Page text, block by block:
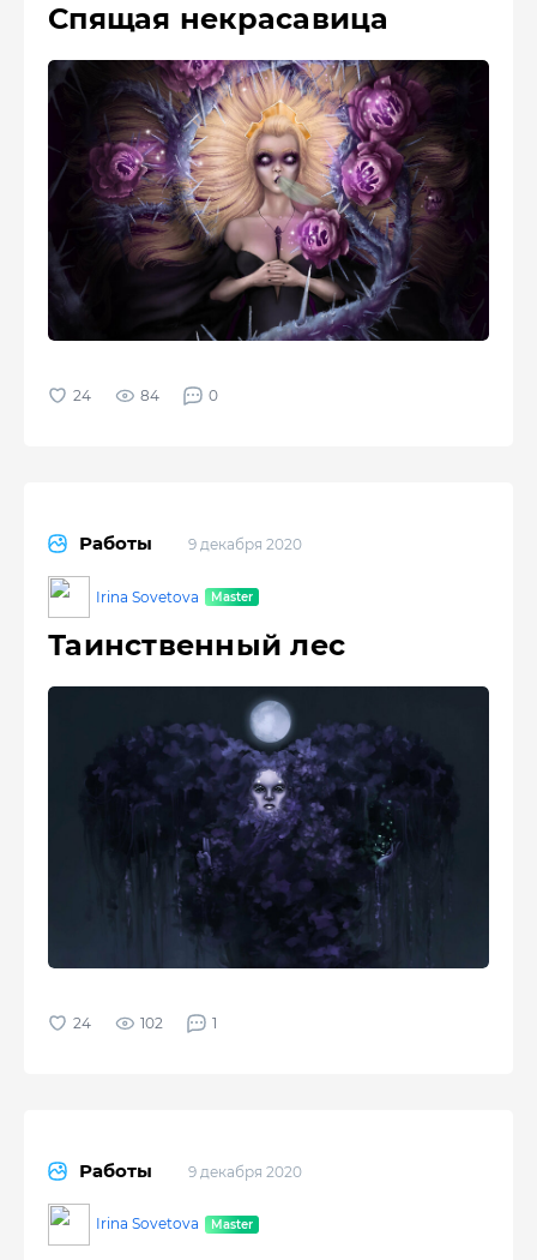
Спящая некрасавица
84 0
Работы 9 декабря 2020
Irina Sovetova
Таинственный лес
102 1
Работы 9 декабря 2020
Irina Sovetova